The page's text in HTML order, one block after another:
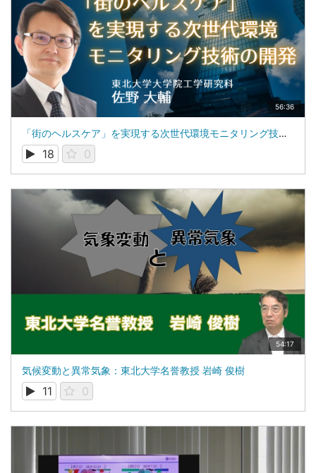
56:36
「街のヘルスケア」を実現する次世代環境モニタリング技術の開発：東北大学大学院工学研究科：佐野 大輔
18 0
54:17
気候変動と異常気象：東北大学名誉教授 岩崎 俊樹
11 0